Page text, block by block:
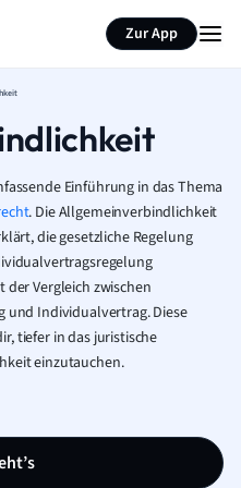
Zur App
Einführung in das Thema
. Die Allgemeinverbindlichkeit
die gesetzliche Regelung
Vergleich zwischen
Individualvertrag. Diese
tiefer in das juristische
einzutauchen.